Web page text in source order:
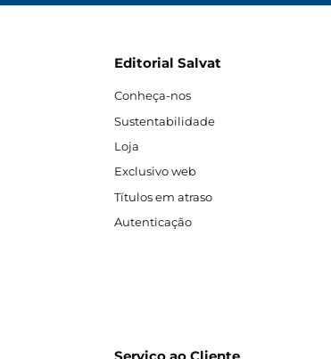
Editorial Salvat
Conheça-nos
Sustentabilidade
Loja
Exclusivo web
Títulos em atraso
Autenticação